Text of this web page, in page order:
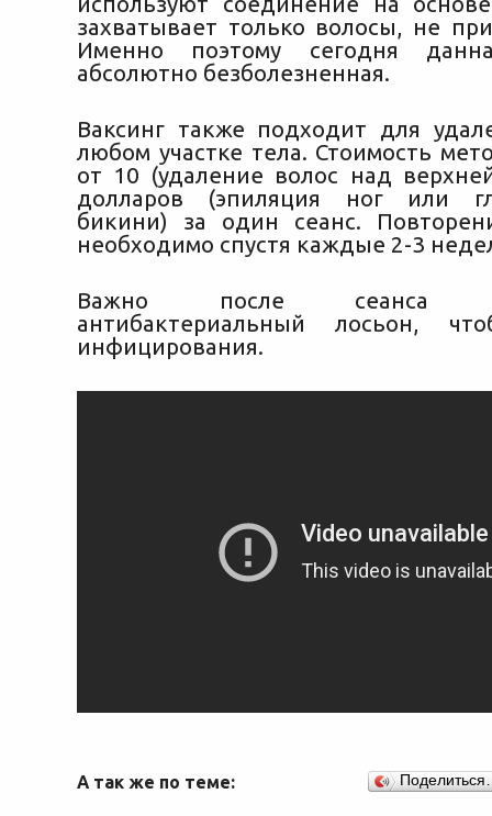
захватывает только волосы, не
Именно поэтому сегодня
абсолютно безболезненная.
Ваксинг также подходит для
любом участке тела. Стоимость
от 10 (удаление волос над
долларов (эпиляция ног или
бикини) за один сеанс.
необходимо спустя каждые 2-3
Важно после сеанса
антибактериальный лосьон,
инфицирования.
А так же по теме: